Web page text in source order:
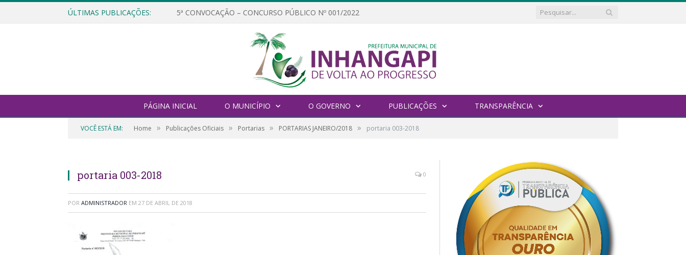
ÚLTIMAS PUBLICAÇÕES: 5ª CONVOCAÇÃO – CONCURSO PÚBLICO Nº 001/2022
PÁGINA INICIAL O MUNICÍPIO O GOVERNO PUBLICAÇÕES TRANSPARÊNCIA
VOCÊ ESTÁ EM: Home » Publicações Oficiais » Portarias » PORTARIAS JANEIRO/2018 » portaria 003-2018
portaria 003-2018 0
POR ADMINISTRADOR EM 27 DE ABRIL DE 2018